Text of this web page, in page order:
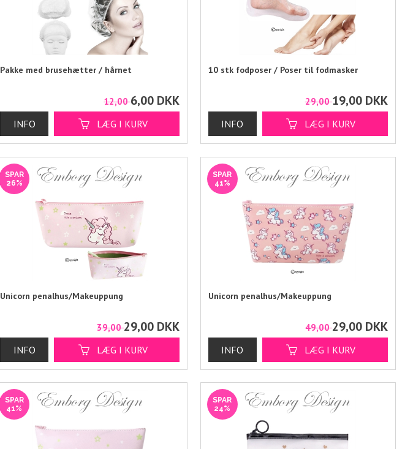
Pakke med brusehætter / hårnet
12,006,00 DKK
10 stk fodposer / Poser til fodmasker
29,0019,00 DKK
SPAR
26%
Unicorn penalhus/Makeuppung
39,0029,00 DKK
SPAR
41%
Unicorn penalhus/Makeuppung
49,0029,00 DKK
SPAR
41%
SPAR
24%